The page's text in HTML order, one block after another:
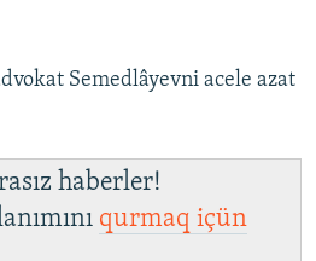
Semedlâyevni acele azat
haberler!
qurmaq içün